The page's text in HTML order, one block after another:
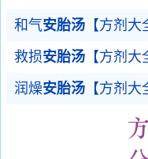
和气安胎汤 【方剂大
救损安胎汤 【方剂大
润燥安胎汤 【方剂大